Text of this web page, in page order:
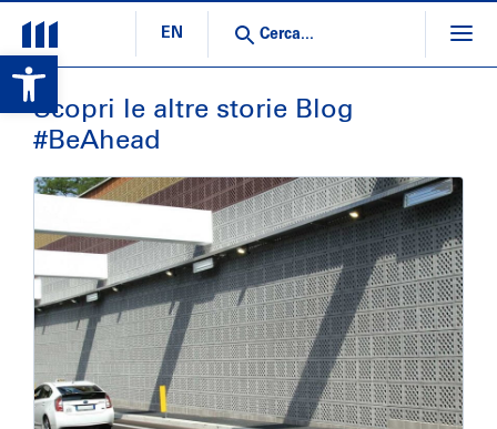
Open toolbar
EN
Scopri le altre storie Blog
#BeAhead